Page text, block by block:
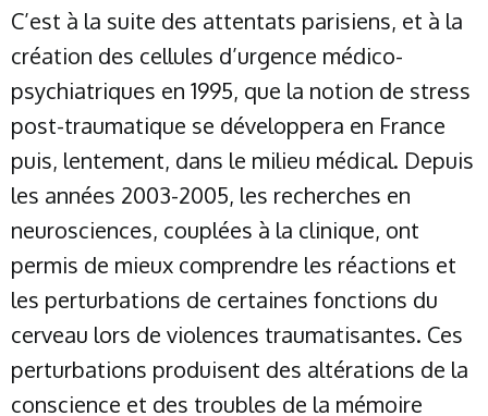
C’est à la suite des attentats parisiens, et à la
création des cellules d’urgence médico-
psychiatriques en 1995, que la notion de stress
post-traumatique se développera en France
puis, lentement, dans le milieu médical. Depuis
les années 2003-2005, les recherches en
neurosciences, couplées à la clinique, ont
permis de mieux comprendre les réactions et
les perturbations de certaines fonctions du
cerveau lors de violences traumatisantes. Ces
perturbations produisent des altérations de la
conscience et des troubles de la mémoire